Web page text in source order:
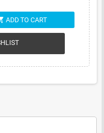
ADD TO CART